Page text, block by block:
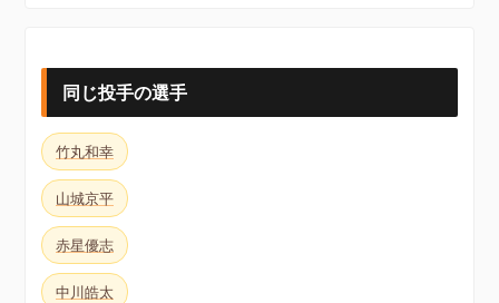
同じ投手の選手
竹丸和幸
山城京平
赤星優志
中川皓太